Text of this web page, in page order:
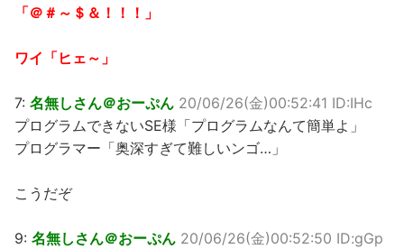
「＠＃～＄＆！！！」
ワイ「ヒェ～」
7: 名無しさん＠おーぷん 20/06/26(金)00:52:41 ID:IHc
プログラムできないSE様「プログラムなんて簡単よ」
プログラマー「奥深すぎて難しいンゴ…」
こうだぞ
9: 名無しさん＠おーぷん 20/06/26(金)00:52:50 ID:gGp